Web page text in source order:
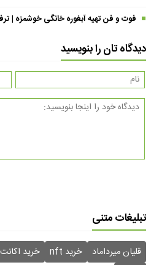
فوت و فن تهیه آبغوره خانگی خوشمزه |
دیدگاه تان را بنویسید
تبلیغات متنی
قلیان میرداماد خرید nft خرید